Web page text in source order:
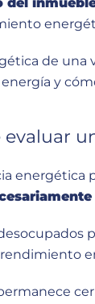
de
y
rendimiento